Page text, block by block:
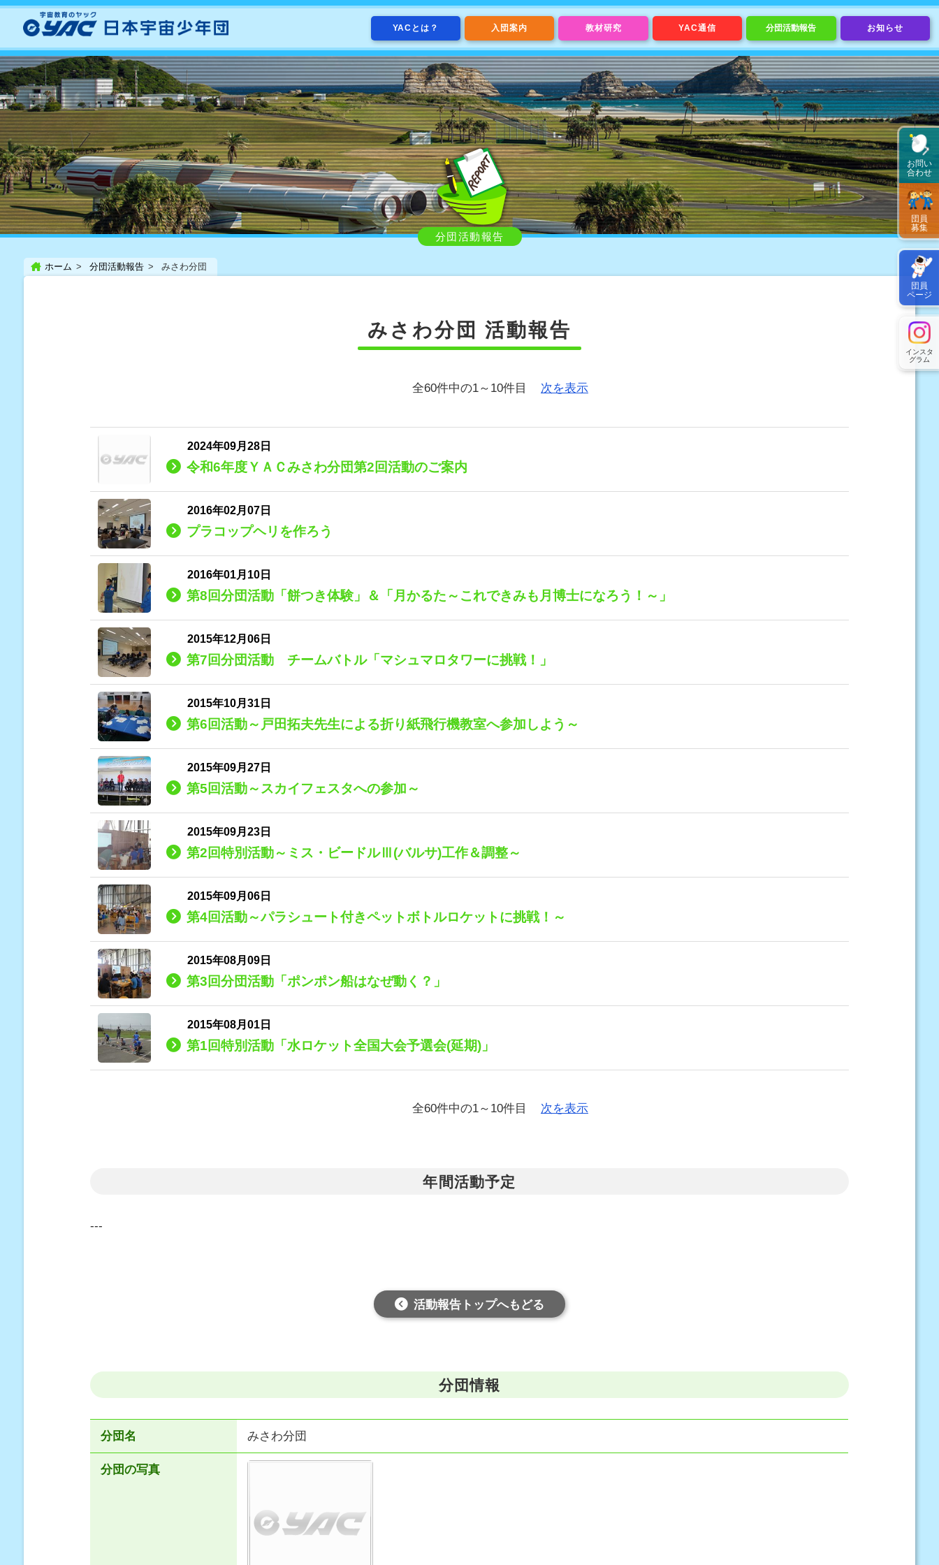
YACとは？ 入団案内 教材研究 YAC通信 分団活動報告 お知らせ
お問い
合わせ
団員
募集
団員
ページ
インスタ
グラム
分団活動報告
ホーム 分団活動報告 みさわ分団
みさわ分団 活動報告
全60件中の1～10件目 次を表示
2024年09月28日
令和6年度ＹＡＣみさわ分団第2回活動のご案内
2016年02月07日
プラコップヘリを作ろう
2016年01月10日
第8回分団活動「餅つき体験」＆「月かるた～これできみも月博士になろう！～」
2015年12月06日
第7回分団活動 チームバトル「マシュマロタワーに挑戦！」
2015年10月31日
第6回活動～戸田拓夫先生による折り紙飛行機教室へ参加しよう～
2015年09月27日
第5回活動～スカイフェスタへの参加～
2015年09月23日
第2回特別活動～ミス・ビードルⅢ(バルサ)工作＆調整～
2015年09月06日
第4回活動～パラシュート付きペットボトルロケットに挑戦！～
2015年08月09日
第3回分団活動「ポンポン船はなぜ動く？」
2015年08月01日
第1回特別活動「水ロケット全国大会予選会(延期)」
全60件中の1～10件目 次を表示
年間活動予定
---
活動報告トップへもどる
分団情報
分団名 みさわ分団
分団の写真